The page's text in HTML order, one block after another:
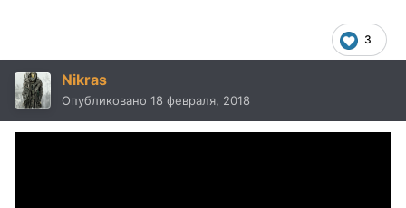
3
Nikras
Опубликовано 18 февраля, 2018